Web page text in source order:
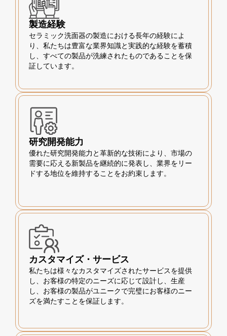
製造経験
セラミック洗面器の製造における長年の経験によ
り、私たちは豊富な業界知識と実践的な経験を蓄積
し、すべての製品が洗練されたものであることを保
証しています。
研究開発能力
優れた研究開発能力と革新的な技術により、市場の
需要に応える新製品を継続的に発表し、業界をリー
ドする地位を維持することをお約束します。
カスタマイズ・サービス
私たちは様々なカスタマイズされたサービスを提供
し、お客様の特定のニーズに応じて設計し、生産
し、お客様の製品がユニークで完璧にお客様のニー
ズを満たすことを保証します。